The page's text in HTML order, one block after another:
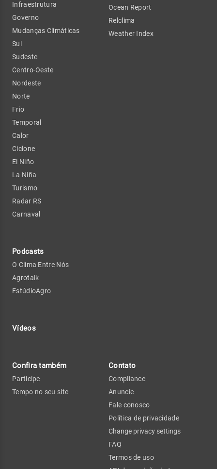
Infraestrutura
Governo
Mudanças Climáticas
Sul
Sudeste
Centro-Oeste
Nordeste
Norte
Frio
Temporal
Calor
Ciclone
El Niño
La Niña
Turismo
Radar RS
Carnaval
Podcasts
O Clima Entre Nós
Agrotalk
EstúdioAgro
Vídeos
Ocean Report
Relclima
Weather Index
Confira também
Participe
Tempo no seu site
Contato
Compliance
Anuncie
Fale conosco
Política de privacidade
Change privacy settings
FAQ
Termos de uso